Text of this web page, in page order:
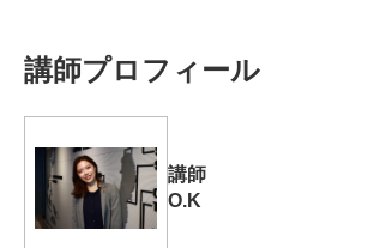
講師プロフィール
講師
O.K